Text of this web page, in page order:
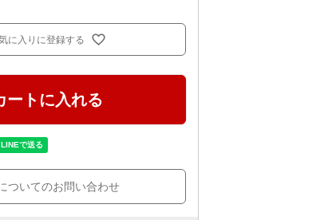
に入りに登録する
ートに入れる
ついてのお問い合わせ